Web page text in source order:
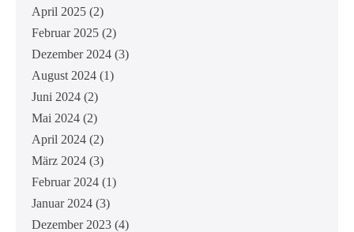
April 2025 (2)
Februar 2025 (2)
Dezember 2024 (3)
August 2024 (1)
Juni 2024 (2)
Mai 2024 (2)
April 2024 (2)
März 2024 (3)
Februar 2024 (1)
Januar 2024 (3)
Dezember 2023 (4)